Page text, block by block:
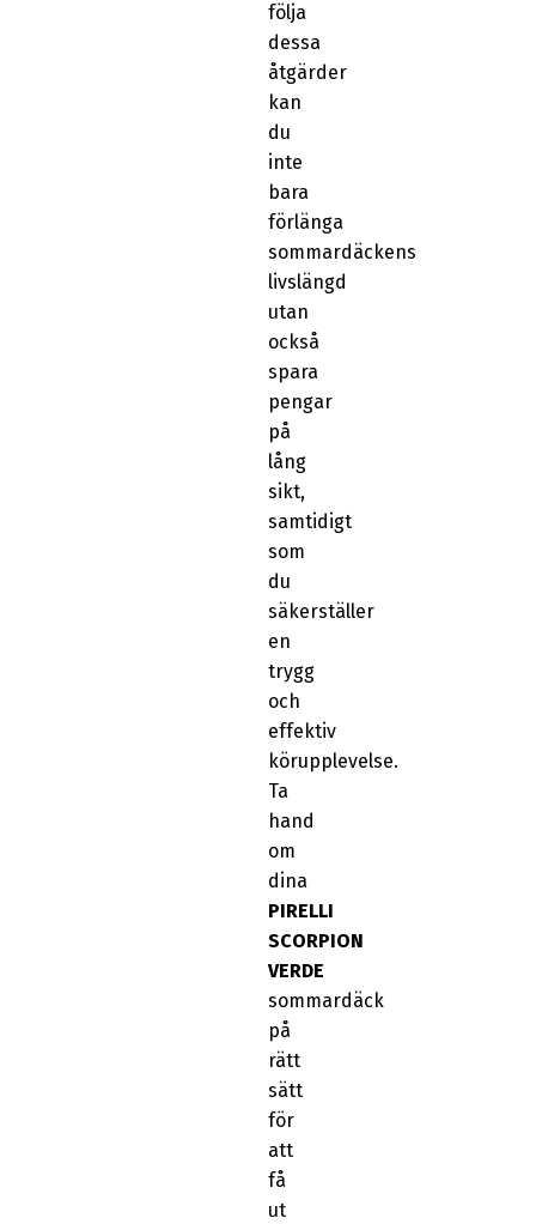
följa
dessa
åtgärder
kan
du
inte
bara
förlänga
sommardäckens
livslängd
utan
också
spara
pengar
på
lång
sikt,
samtidigt
som
du
säkerställer
en
trygg
och
effektiv
körupplevelse.
Ta
hand
om
dina
PIRELLI
SCORPION
VERDE
sommardäck
på
rätt
sätt
för
att
få
ut